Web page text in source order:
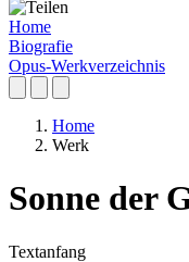
Home
Biografie
Opus-Werkverzeichnis
Home
Werk
Sonne der
Textanfang